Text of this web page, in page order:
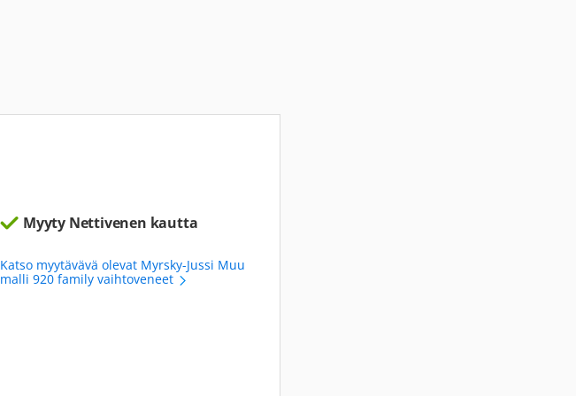
Myyty Nettivenen kautta
Katso myytävävä olevat Myrsky-Jussi Muu
malli 920 family vaihtoveneet